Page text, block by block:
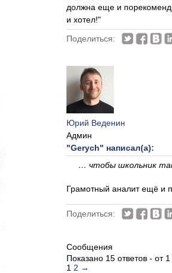
должна еще и
и хотел!"
Поделиться:
Юрий Веденин
Админ
"Gerych" написал(а):
… чтобы школьник
Грамотный аналит ещё и
Поделиться:
Сообщения
Показано 15 ответов - от
1 2 →